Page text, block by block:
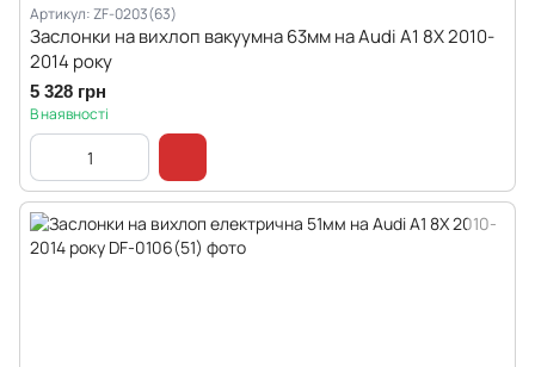
Артикул: ZF-0203(63)
Заслонки на вихлоп вакуумна 63мм на Audi A1 8X 2010-
2014 року
5 328 грн
В наявності